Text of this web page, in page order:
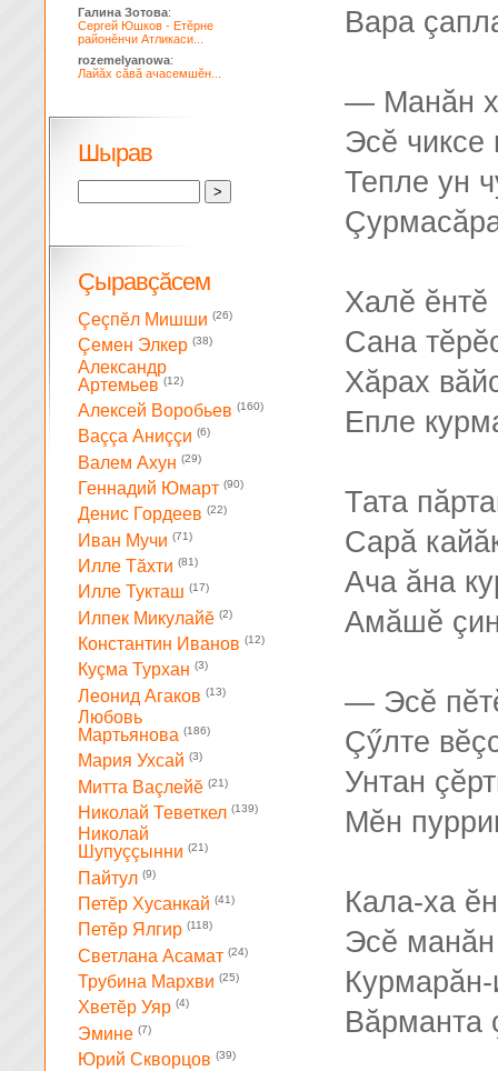
Вара
— Манăн
Эсĕ
Тепле ун
Халĕ
Сана
Хăрах
Епле
Тата
Сарă
Ача ăна
Амăшĕ
— Эсĕ
Çӳлте
Унтан
Мĕн
Кала-ха
Эсĕ
Вăрманта
Галина Зотова:
Сергей Юшков - Етĕрне
районĕнчи Атликаси...
rozemelyanowa:
Лайăх сăвă ачасемшĕн...
Шырав
Çыравçăсем
Çеçпĕл Мишши (26)
Çемен Элкер (38)
Александр
Артемьев (12)
Алексей Воробьев (160)
Ваççа Аниççи (6)
Валем Ахун (29)
Геннадий Юмарт (90)
Денис Гордеев (22)
Иван Мучи (71)
Илле Тăхти (81)
Илле Тукташ (17)
Илпек Микулайĕ (2)
Константин Иванов (12)
Куçма Турхан (3)
Леонид Агаков (13)
Любовь
Мартьянова (186)
Мария Ухсай (3)
Митта Ваçлейĕ (21)
Николай Теветкел (139)
Николай
Шупуççынни (21)
Пайтул (9)
Петĕр Хусанкай (41)
Петĕр Ялгир (118)
Светлана Асамат (24)
Трубина Мархви (25)
Хветĕр Уяр (4)
Эмине (7)
Юрий Скворцов (39)